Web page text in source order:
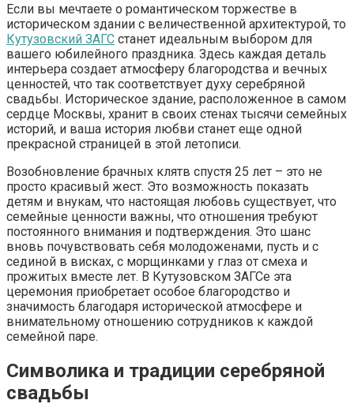
Если вы мечтаете о романтическом торжестве в
историческом здании с величественной архитектурой, то
Кутузовский ЗАГС станет идеальным выбором для
вашего юбилейного праздника. Здесь каждая деталь
интерьера создает атмосферу благородства и вечных
ценностей, что так соответствует духу серебряной
свадьбы. Историческое здание, расположенное в самом
сердце Москвы, хранит в своих стенах тысячи семейных
историй, и ваша история любви станет еще одной
прекрасной страницей в этой летописи.
Возобновление брачных клятв спустя 25 лет – это не
просто красивый жест. Это возможность показать
детям и внукам, что настоящая любовь существует, что
семейные ценности важны, что отношения требуют
постоянного внимания и подтверждения. Это шанс
вновь почувствовать себя молодоженами, пусть и с
сединой в висках, с морщинками у глаз от смеха и
прожитых вместе лет. В Кутузовском ЗАГСе эта
церемония приобретает особое благородство и
значимость благодаря исторической атмосфере и
внимательному отношению сотрудников к каждой
семейной паре.
Символика и традиции серебряной
свадьбы